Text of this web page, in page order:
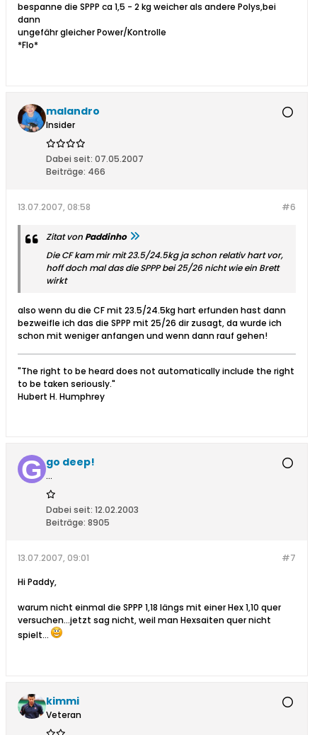
bespanne die SPPP ca 1,5 - 2 kg weicher als andere Polys,bei
dann
ungefähr gleicher Power/Kontrolle
*Flo*
malandro
Insider
Dabei seit: 07.05.2007
Beiträge: 466
#6
13.07.2007, 08:58
Zitat vonPaddinho
Die CF kam mir mit 23.5/24.5kg ja schon relativ hart vor,
hoff doch mal das die SPPP bei 25/26 nicht wie ein Brett
wirkt
also wenn du die CF mit 23.5/24.5kg hart erfunden hast dann
bezweifle ich das die SPPP mit 25/26 dir zusagt, da wurde ich
schon mit weniger anfangen und wenn dann rauf gehen!
"The right to be heard does not automatically include the right
to be taken seriously."
Hubert H. Humphrey
go deep!
...
Dabei seit: 12.02.2003
Beiträge: 8905
#7
13.07.2007, 09:01
Hi Paddy,
warum nicht einmal die SPPP 1,18 längs mit einer Hex 1,10 quer
versuchen...jetzt sag nicht, weil man Hexsaiten quer nicht
spielt...
kimmi
Veteran